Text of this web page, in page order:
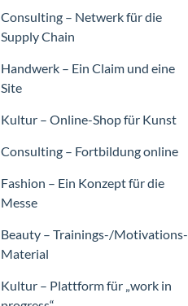
Consulting – Netwerk für die
Supply Chain
Handwerk – Ein Claim und eine
Site
Kultur – Online-Shop für Kunst
Consulting – Fortbildung online
Fashion – Ein Konzept für die
Messe
Beauty – Trainings-/Motivations-
Material
Kultur – Plattform für „work in